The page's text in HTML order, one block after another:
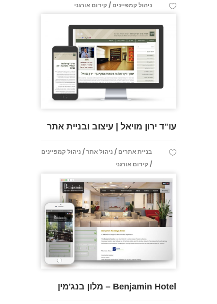
ניהול קמפיינים / קידום אורגני
עו"ד ירון מויאל | עיצוב ובניית אתר
בניית אתרים / ניהול אתר / ניהול קמפיינים
/ קידום אורגני
Benjamin Hotel – מלון בנג'מין